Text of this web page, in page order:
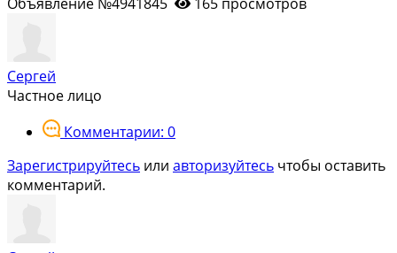
Сергей
Частное лицо
Комментарии: 0
Зарегистрируйтесь или авторизуйтесь чтобы оставить
комментарий.